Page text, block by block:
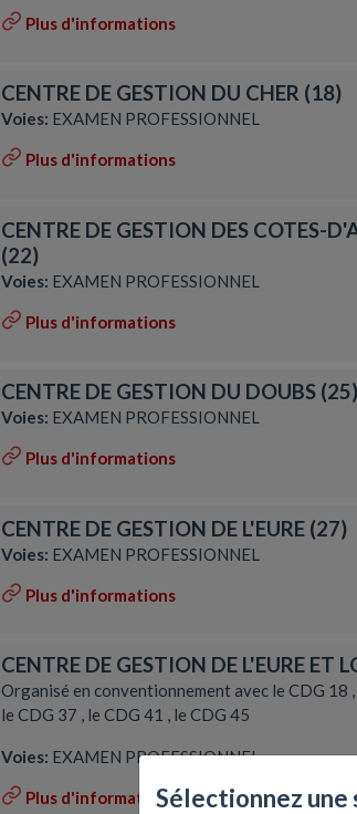
Plus d'informations
CENTRE DE GESTION DU CHER (18)
Voies: EXAMEN PROFESSIONNEL
Plus d'informations
CENTRE DE GESTION DES COTES-
(22)
Voies: EXAMEN PROFESSIONNEL
Plus d'informations
CENTRE DE GESTION DU DOUBS (25)
Voies: EXAMEN PROFESSIONNEL
Plus d'informations
CENTRE DE GESTION DE L'EURE (27)
Voies: EXAMEN PROFESSIONNEL
Plus d'informations
CENTRE DE GESTION DE L'EURE ET
Organisé en conventionnement avec le CDG 18
le CDG 37 , le CDG 41 , le CDG 45
Voies: EXAMEN PROFESSIONNEL
Plus d'informationsSélectionnez